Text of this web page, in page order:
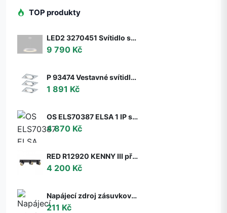
TOP produkty
LED2 3270451 Svítidlo stropní závěsné LED2 BELLA 60 P-Z, W 50W 2CCT 3000K/4000K - ON/OFF - nestmívatelné - LED2 Lighting
9 790 Kč
P 93474 Vestavné svítidlo LED Nova hranaté 3x6,5W GU10 hliník broušený nastavitelné 3-krokové-stmívatelné - PAULMANN
1 891 Kč
OS ELS70387 ELSA 1 IP stropní/nástěnné skleněné svítidlo bílá IP65 3000 K 9W LED DALI (původní kód OS 70387) - OSMONT
4 870 Kč
RED R12920 KENNY III přisazená černá/zlatá 230V GU10 3x35W - RED - DESIGN RENDL
4 200 Kč
Napájecí zdroj zásuvkový 6V, 2A, 5.5x2.1mm
211 Kč